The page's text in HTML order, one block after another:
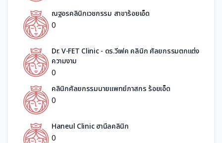
ณฐอรคลินิกเวชกรรม สาขาร้อยเอ็ด
0
Dr. V-FET Clinic - ดร.วีเฟค คลินิก ศัลยกรรมตกแต่ง
ความงาม
0
คลินิกศัลยกรรมนายแพทย์ภาสกร ร้อยเอ็ด
0
Haneul Clinic ฮานึลคลินิก
0